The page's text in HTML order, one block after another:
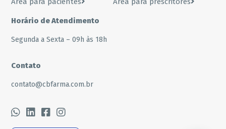
Horário de Atendimento
Segunda a Sexta – 09h às 18h
Contato
contato@cbfarma.com.br